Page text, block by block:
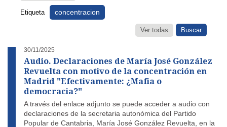
Etiqueta concentracion
Ver todas
30/11/2025
Audio. Declaraciones de María José González
Revuelta con motivo de la concentración en
Madrid "Efectivamente: ¿Mafia o
democracia?"
A través del enlace adjunto se puede acceder a audio con
declaraciones de la secretaria autonómica del Partido
Popular de Cantabria, María José González Revuelta, en la